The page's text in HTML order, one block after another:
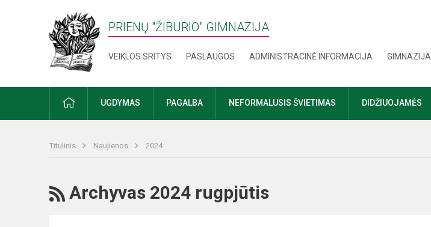
PRIENŲ "ŽIBURIO" GIMNAZIJA
VEIKLOS SRITYS PASLAUGOS ADMINISTRACINĖ INFORMACIJA GIMNAZIJA
PRADŽIAUGDYMAS PAGALBA NEFORMALUSIS ŠVIETIMAS DIDŽIUOJAMĖS
Titulinis Naujienos 2024
RSS
Archyvas 2024 rugpjūtis